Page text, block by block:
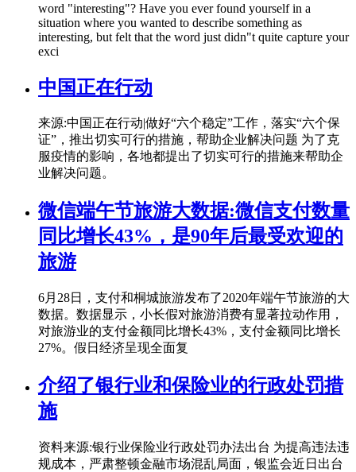
word "interesting"? Have you ever found yourself in a
situation where you wanted to describe something as
interesting, but felt that the word just didn"t quite capture your
exci
中国正在行动
来源:中国正在行动|做好“六个稳定”工作，落实“六个保
证”，推出切实可行的措施，帮助企业解决问题 为了克
服疫情的影响，各地都提出了切实可行的措施来帮助企
业解决问题。
微信端午节旅游大数据:微信支付数量
同比增长43%，是90年后最受欢迎的
旅游
6月28日，支付和桐城旅游发布了2020年端午节旅游的大
数据。数据显示，小长假对旅游消费有显著拉动作用，
对旅游业的支付金额同比增长43%，支付金额同比增长
27%。假日经济呈现全面复
介绍了银行业和保险业的行政处罚措
施
资料来源:银行业保险业行政处罚办法出台 为提高违法违
规成本，严肃整顿金融市场混乱局面，银监会近日出台